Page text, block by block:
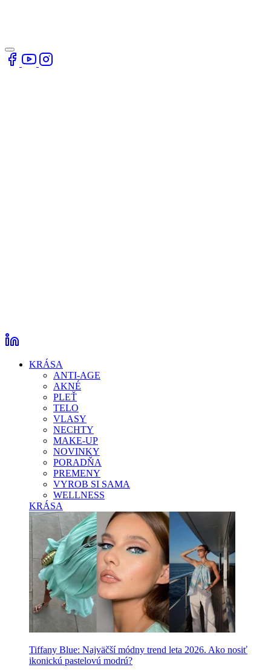
KRÁSA
ANTI-AGE
AKNÉ
PLEŤ
TELO
VLASY
NECHTY
MAKE-UP
NOVINKY
PORADŇA
PREMENY
VYROB SI SAMA
WELLNESS
KRÁSA
Tiffany Blue: Najväčší módny trend leta 2026. Ako nosiť
ikonickú pastelovú modrú?